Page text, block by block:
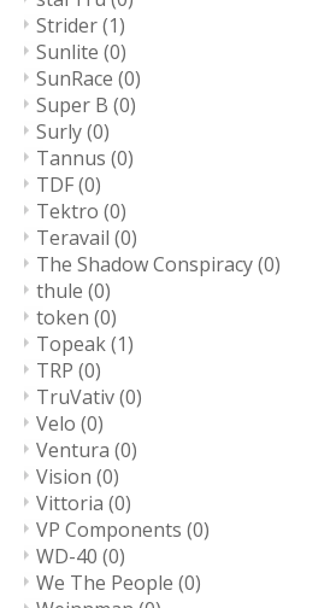
Strider(1)
Sunlite (0)
SunRace (0)
Super B (0)
Surly(0)
Tannus (0)
TDF(0)
Tektro (0)
Teravail (0)
The Shadow Conspiracy(0)
thule (0)
token (0)
Topeak(1)
TRP (0)
TruVativ(0)
Velo (0)
Ventura (0)
Vision (0)
Vittoria (0)
VP Components (0)
WD-40 (0)
We The People (0)